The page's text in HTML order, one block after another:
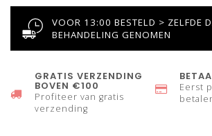
VOOR 13:00 BESTELD > ZELFDE
BEHANDELING GENOMEN
GRATIS VERZENDING
BOVEN €100
Profiteer van gratis
verzending
Eerst